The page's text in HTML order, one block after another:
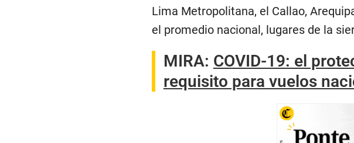
Lima Metropolitana, el Callao,
el promedio nacional, lugares de la
MIRA: COVID-19: el
requisito para vuelos